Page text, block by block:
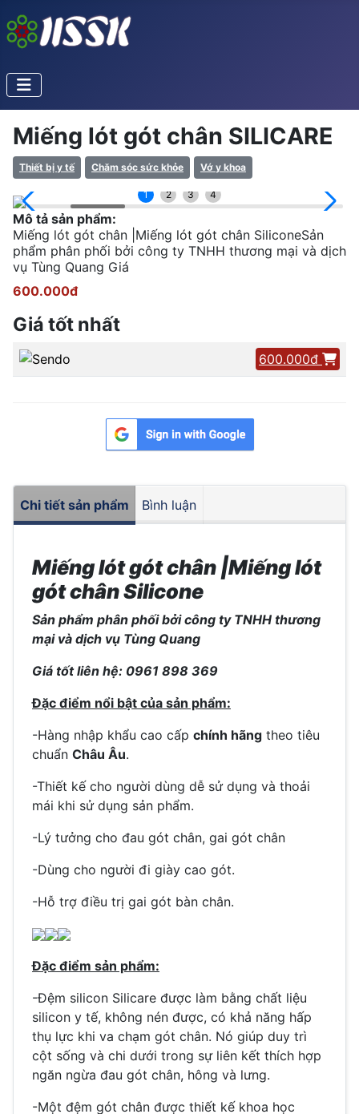
Miếng lót gót chân SILICARE
Thiết bị y tế Chăm sóc sức khỏe Vớ y khoa
1 2 3 4
Mô tả sản phẩm:
Miếng lót gót chân |Miếng lót gót chân SiliconeSản
phẩm phân phối bởi công ty TNHH thương mại và dịch
vụ Tùng Quang Giá
600.000đ
Giá tốt nhất
600.000đ
Chi tiết sản phẩm Bình luận
Miếng lót gót chân |Miếng lót
gót chân Silicone
Sản phẩm phân phối bởi công ty TNHH thương
mại và dịch vụ Tùng Quang
Giá tốt liên hệ: 0961 898 369
Đặc điểm nổi bật của sản phẩm:
-Hàng nhập khẩu cao cấp chính hãng theo tiêu
chuẩn Châu Âu.
-Thiết kế cho người dùng dễ sử dụng và thoải
mái khi sử dụng sản phẩm.
-Lý tưởng cho đau gót chân, gai gót chân
-Dùng cho người đi giày cao gót.
-Hỗ trợ điều trị gai gót bàn chân.
Đặc điểm sản phẩm:
-Đệm silicon Silicare được làm bằng chất liệu
silicon y tế, không nén được, có khả năng hấp
thụ lực khi va chạm gót chân. Nó giúp duy trì
cột sống và chi dưới trong sự liên kết thích hợp
ngăn ngừa đau gót chân, hông và lưng.
-Một đệm gót chân được thiết kế khoa học